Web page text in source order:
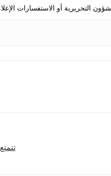
التحريرية أو الاستفسارات